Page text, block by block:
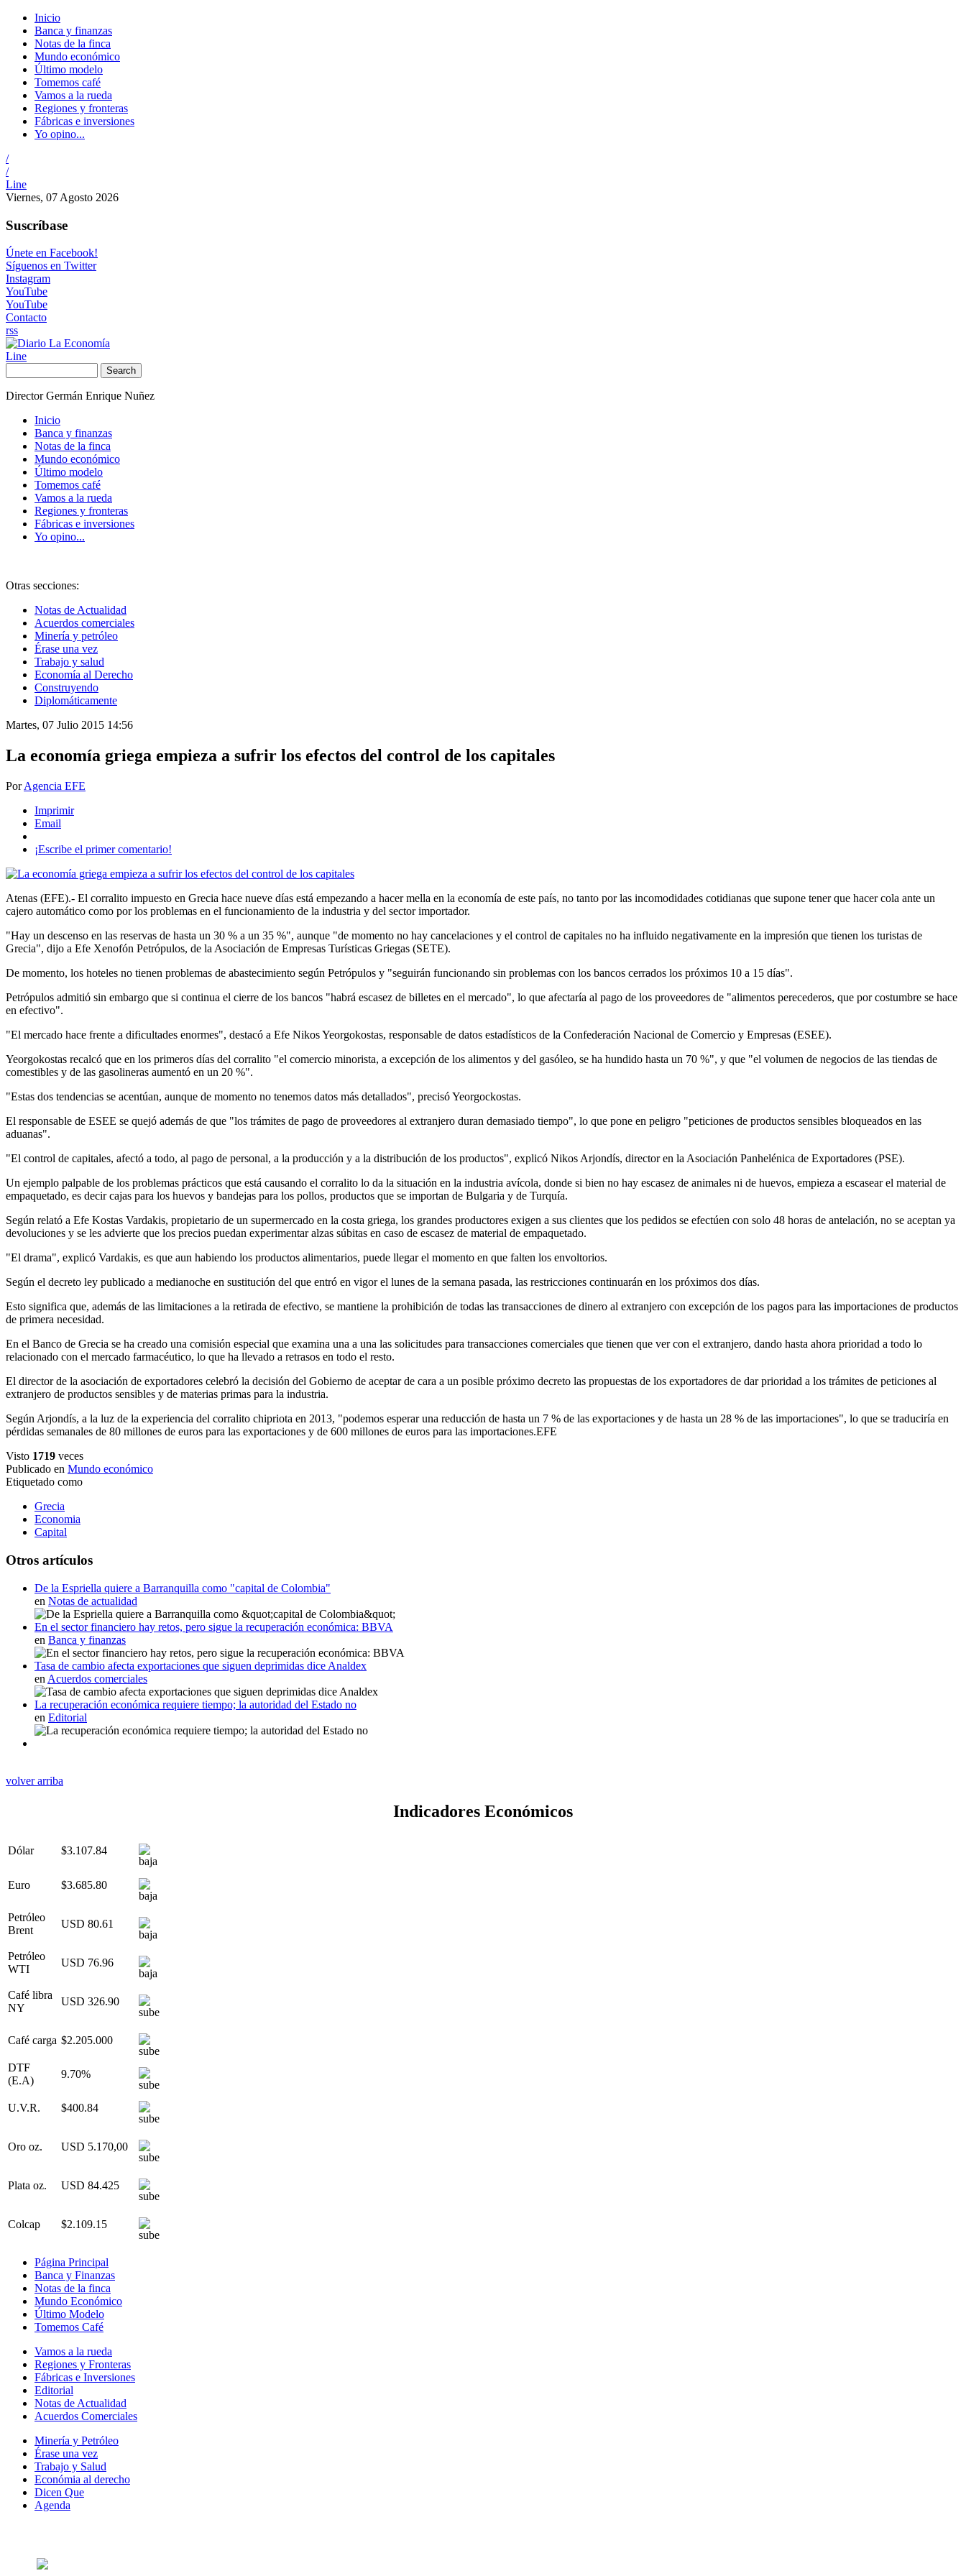
Inicio
Banca y finanzas
Notas de la finca
Mundo económico
Último modelo
Tomemos café
Vamos a la rueda
Regiones y fronteras
Fábricas e inversiones
Yo opino...
/
/
Line
Viernes, 07 Agosto 2026
Suscríbase
Únete en Facebook!
Síguenos en Twitter
Instagram
YouTube
YouTube
Contacto
rss
Line
Search
Director Germán Enrique Nuñez
Inicio
Banca y finanzas
Notas de la finca
Mundo económico
Último modelo
Tomemos café
Vamos a la rueda
Regiones y fronteras
Fábricas e inversiones
Yo opino...
Otras secciones:
Notas de Actualidad
Acuerdos comerciales
Minería y petróleo
Érase una vez
Trabajo y salud
Economía al Derecho
Construyendo
Diplomáticamente
Martes, 07 Julio 2015 14:56
La economía griega empieza a sufrir los efectos del control de los capitales
PorAgencia EFE
Imprimir
Email
¡Escribe el primer comentario!
Atenas (EFE).- El corralito impuesto en Grecia hace nueve días está empezando a hacer mella en la economía de este país, no tanto por las incomodidades cotidianas que supone tener que hacer cola ante un
cajero automático como por los problemas en el funcionamiento de la industria y del sector importador.
"Hay un descenso en las reservas de hasta un 30 % a un 35 %", aunque "de momento no hay cancelaciones y el control de capitales no ha influido negativamente en la impresión que tienen los turistas de
Grecia", dijo a Efe Xenofón Petrópulos, de la Asociación de Empresas Turísticas Griegas (SETE).
De momento, los hoteles no tienen problemas de abastecimiento según Petrópulos y "seguirán funcionando sin problemas con los bancos cerrados los próximos 10 a 15 días".
Petrópulos admitió sin embargo que si continua el cierre de los bancos "habrá escasez de billetes en el mercado", lo que afectaría al pago de los proveedores de "alimentos perecederos, que por costumbre se hace
en efectivo".
"El mercado hace frente a dificultades enormes", destacó a Efe Nikos Yeorgokostas, responsable de datos estadísticos de la Confederación Nacional de Comercio y Empresas (ESEE).
Yeorgokostas recalcó que en los primeros días del corralito "el comercio minorista, a excepción de los alimentos y del gasóleo, se ha hundido hasta un 70 %", y que "el volumen de negocios de las tiendas de
comestibles y de las gasolineras aumentó en un 20 %".
"Estas dos tendencias se acentúan, aunque de momento no tenemos datos más detallados", precisó Yeorgockostas.
El responsable de ESEE se quejó además de que "los trámites de pago de proveedores al extranjero duran demasiado tiempo", lo que pone en peligro "peticiones de productos sensibles bloqueados en las
aduanas".
"El control de capitales, afectó a todo, al pago de personal, a la producción y a la distribución de los productos", explicó Nikos Arjondís, director en la Asociación Panhelénica de Exportadores (PSE).
Un ejemplo palpable de los problemas prácticos que está causando el corralito lo da la situación en la industria avícola, donde si bien no hay escasez de animales ni de huevos, empieza a escasear el material de
empaquetado, es decir cajas para los huevos y bandejas para los pollos, productos que se importan de Bulgaria y de Turquía.
Según relató a Efe Kostas Vardakis, propietario de un supermercado en la costa griega, los grandes productores exigen a sus clientes que los pedidos se efectúen con solo 48 horas de antelación, no se aceptan ya
devoluciones y se les advierte que los precios puedan experimentar alzas súbitas en caso de escasez de material de empaquetado.
"El drama", explicó Vardakis, es que aun habiendo los productos alimentarios, puede llegar el momento en que falten los envoltorios.
Según el decreto ley publicado a medianoche en sustitución del que entró en vigor el lunes de la semana pasada, las restricciones continuarán en los próximos dos días.
Esto significa que, además de las limitaciones a la retirada de efectivo, se mantiene la prohibición de todas las transacciones de dinero al extranjero con excepción de los pagos para las importaciones de productos
de primera necesidad.
En el Banco de Grecia se ha creado una comisión especial que examina una a una las solicitudes para transacciones comerciales que tienen que ver con el extranjero, dando hasta ahora prioridad a todo lo
relacionado con el mercado farmacéutico, lo que ha llevado a retrasos en todo el resto.
El director de la asociación de exportadores celebró la decisión del Gobierno de aceptar de cara a un posible próximo decreto las propuestas de los exportadores de dar prioridad a los trámites de peticiones al
extranjero de productos sensibles y de materias primas para la industria.
Según Arjondís, a la luz de la experiencia del corralito chipriota en 2013, "podemos esperar una reducción de hasta un 7 % de las exportaciones y de hasta un 28 % de las importaciones", lo que se traduciría en
pérdidas semanales de 80 millones de euros para las exportaciones y de 600 millones de euros para las importaciones.EFE
Visto 1719 veces
Publicado en Mundo económico
Etiquetado como
Grecia
Economia
Capital
Otros artículos
De la Espriella quiere a Barranquilla como "capital de Colombia"
en Notas de actualidad
En el sector financiero hay retos, pero sigue la recuperación económica: BBVA
en Banca y finanzas
Tasa de cambio afecta exportaciones que siguen deprimidas dice Analdex
en Acuerdos comerciales
La recuperación económica requiere tiempo; la autoridad del Estado no
en Editorial
volver arriba
Indicadores Económicos
Dólar $3.107.84
Euro $3.685.80
Petróleo
Brent
USD 80.61
Petróleo
WTI
USD 76.96
Café libra
NY
USD 326.90
Café carga $2.205.000
DTF
(E.A)
9.70%
U.V.R. $400.84
Oro oz. USD 5.170,00
Plata oz. USD 84.425
Colcap $2.109.15
Página Principal
Banca y Finanzas
Notas de la finca
Mundo Económico
Último Modelo
Tomemos Café
Vamos a la rueda
Regiones y Fronteras
Fábricas e Inversiones
Editorial
Notas de Actualidad
Acuerdos Comerciales
Minería y Petróleo
Érase una vez
Trabajo y Salud
Económia al derecho
Dicen Que
Agenda